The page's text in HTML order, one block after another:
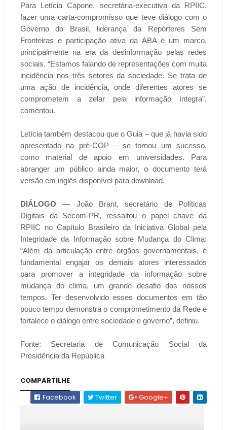
Para Letícia Capone, secretária-executiva da RPIIC,
fazer uma carta-compromisso que teve diálogo com o
Governo do Brasil, liderança da Repórteres Sem
Fronteiras e participação ativa da ABA é um marco,
principalmente na era da desinformação pelas redes
sociais. “Estamos falando de representações com muita
incidência nos três setores da sociedade. Se trata de
uma ação de incidência, onde diferentes atores se
comprometem a zelar pela informação íntegra”,
comentou.
Letícia também destacou que o Guia – que já havia sido
apresentado na pré-COP – se tornou um sucesso,
como material de apoio em universidades. Para
abranger um público ainda maior, o documento terá
versão em inglês disponível para download.
DIÁLOGO— João Brant, secretário de Políticas
Digitais da Secom-PR, ressaltou o papel chave da
RPIIC no Capítulo Brasileiro da Iniciativa Global pela
Integridade da Informação sobre Mudança do Clima:
“Além da articulação entre órgãos governamentais, é
fundamental engajar os demais atores interessados
para promover a integridade da informação sobre
mudança do clima, um grande desafio dos nossos
tempos. Ter desenvolvido esses documentos em tão
pouco tempo demonstra o comprometimento da Rede e
fortalece o diálogo entre sociedade e governo”, definiu.
Fonte: Secretaria de Comunicação Social da
Presidência da República
COMPARTILHE
Facebook
Twitter Google+